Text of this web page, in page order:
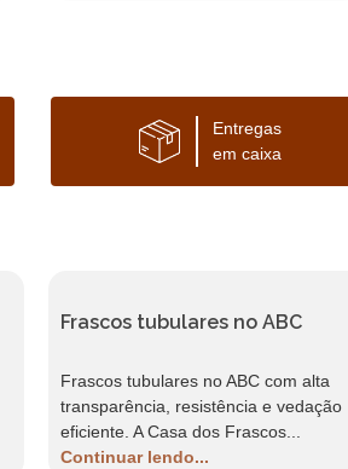
Entregas
em caixa
Frascos tubulares no ABC
Frascos tubulares no ABC com alta
transparência, resistência e vedação
eficiente. A Casa dos Frascos...
Continuar lendo...